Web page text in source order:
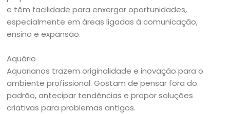
e têm facilidade para enxergar oportunidades,
especialmente em áreas ligadas à comunicação,
ensino e expansão.
Aquário
Aquarianos trazem originalidade e inovação para o
ambiente profissional. Gostam de pensar fora do
padrão, antecipar tendências e propor soluções
criativas para problemas antigos.